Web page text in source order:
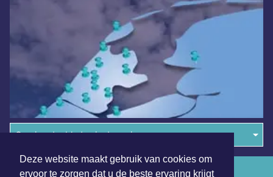
Deze website maakt gebruik van cookies om
ervoor te zorgen dat u de beste ervaring krijgt
Overige dagbladen in de regio
Algemene voorwaarden